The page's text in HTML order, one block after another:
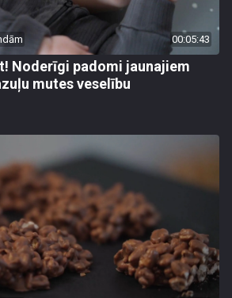
00:05:43
Noderīgi padomi jaunajiem
mutes veselību